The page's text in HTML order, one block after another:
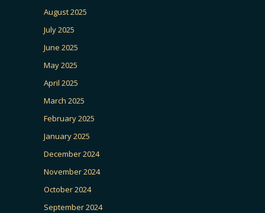
August 2025
July 2025
June 2025
May 2025
April 2025
March 2025
February 2025
January 2025
December 2024
November 2024
October 2024
September 2024